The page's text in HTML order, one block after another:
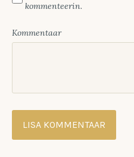
kommenteerin.
Kommentaar